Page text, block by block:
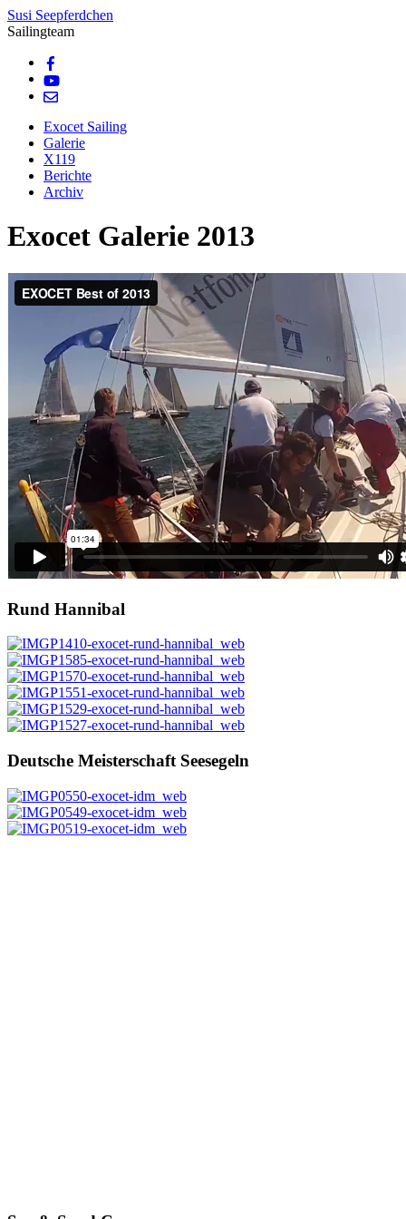
Susi Seepferdchen
Sailingteam
Exocet Sailing
Galerie
X119
Berichte
Archiv
Exocet Galerie 2013
Rund Hannibal
Deutsche Meisterschaft Seesegeln